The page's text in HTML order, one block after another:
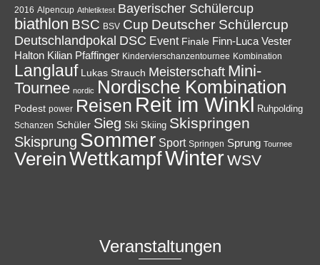
2016 Alpencup Athletiktest Bayerischer Schülercup
biathlon BSC BSV Cup Deutscher Schülercup
Deutschlandpokal DSC Event Finale Finn-Luca Vester
Halton Kilian Pfaffinger Kindervierschanzentournee Kombination
Langlauf Lukas Strauch Meisterschaft Mini-
Tournee nordic Nordische Kombination
Podest power Reisen Reit im Winkl Ruhpolding
Schanzen Schüler Sieg Ski Skiing Skispringen
Skisprung Sommer Sport Springen Sprung Tournee
VereinWettkampfWinterWSV
Veranstaltungen